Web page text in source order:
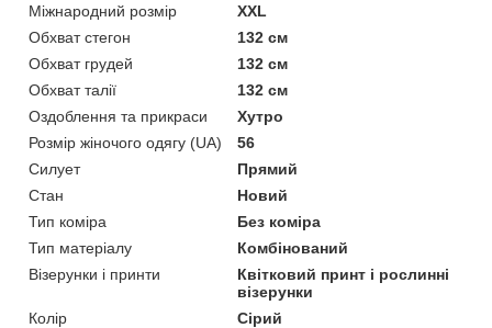
Міжнародний розмір
XXL
Обхват стегон
132 см
Обхват грудей
132 см
Обхват талії
132 см
Оздоблення та прикраси
Хутро
Розмір жіночого одягу (UA)
56
Силует
Прямий
Стан
Новий
Тип коміра
Без коміра
Тип матеріалу
Комбінований
Візерунки і принти
Квітковий принт і рослинні
візерунки
Колір
Сірий